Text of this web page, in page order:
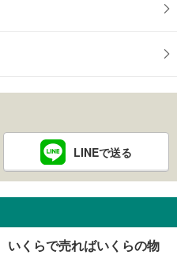
LINEで送る
いくらで売ればいくらの物